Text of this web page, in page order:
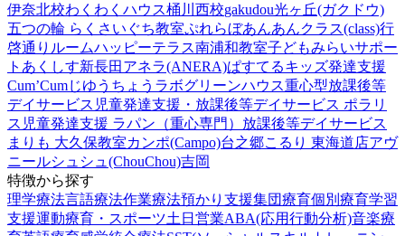
伊奈北校わくわくハウス桶川西校gakudou光ヶ丘(ガクドウ)
五つの輪 らくさいぐち教室ぷれらぼあんあんクラス(class)行
啓通りルームハッピーテラス南浦和教室子どもみらいサポー
トあくしす新長田 アネラ(ANERA)ぱすてるキッズ発達支援
Cum’Cumじゆうちょうラボグリーンハウス重心型放課後等
デイサービス 児童発達支援・放課後等デイサービス ポラリ
ス 児童発達支援 ラパン（重心専門） 放課後等デイサービス
まりも 大久保教室カンポ(Campo)台之郷こるり 東海道店アヴ
ニールシュシュ(ChouChou)吉岡
特徴から探す
理学療法言語療法作業療法預かり支援集団療育個別療育学習
支援運動療育・スポーツ土日営業ABA(応用行動分析)音楽療